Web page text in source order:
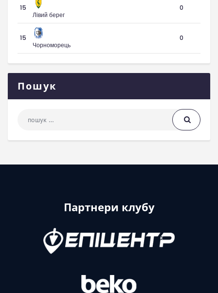
15
Лівий берег
0
15
Чорноморець
0
Пошук